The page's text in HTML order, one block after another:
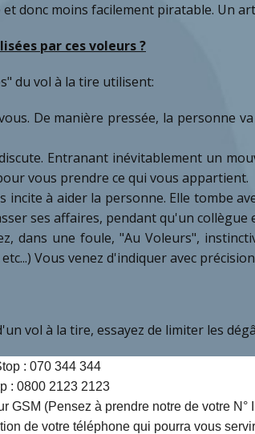
donc moins facilement piratable. Un
par ces voleurs ?
du vol à la tire utilisent:
De manière pressée, la personne
Entranant inévitablement un
vous prendre ce qui vous appartient.
incite à aider la personne. Elle tombe
ses affaires, pendant qu'un
dans une foule, "Au Voleurs",
Vous venez d'indiquer avec
vol à la tire, essayez de limiter les
: 070 344 344
: 0800 2123 2123
GSM (Pensez à prendre notre de votre
de votre téléphone qui pourra vous